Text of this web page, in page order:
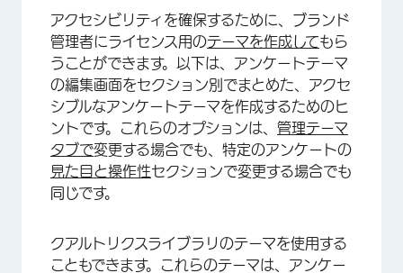
アクセシビリティを確保するために、ブランド
管理者にライセンス用のテーマを作成してもら
うことができます。以下は、アンケートテーマ
の編集画面をセクション別でまとめた、アクセ
シブルなアンケートテーマを作成するためのヒ
ントです。これらのオプションは、 管理テーマ
タブで変更する場合でも、特定のアンケートの
見た目と操作性セクションで変更する場合でも
同じです。
クアルトリクスライブラリのテーマを使用する
こともできます。これらのテーマは、アンケー